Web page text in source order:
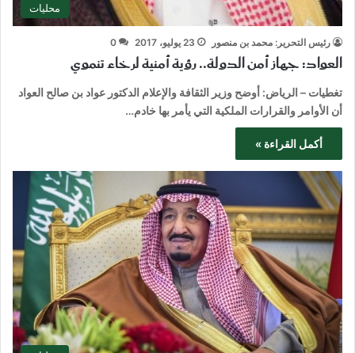
محليات
رئيس التحرير: محمد بن منصور 23 يوليو، 2017 0
العواد: جهاز أمن الدولة.. رؤية أمنية لرخاء تنموي
تغطيات – الرياض: أوضح وزير الثقافة والإعلام الدكتور عواد بن صالح العواد
أن الأوامر والقرارات الملكية التي يأمر بها خادم…
أكمل القراءة »